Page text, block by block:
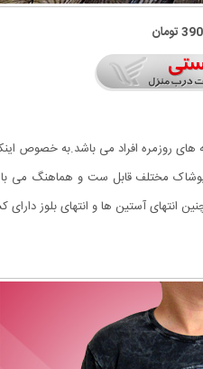
تومان
روزمره افراد می باشد.به خصوص
انتهای آستین ها و انتهای بلوز